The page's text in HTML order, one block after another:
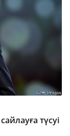
түсуі